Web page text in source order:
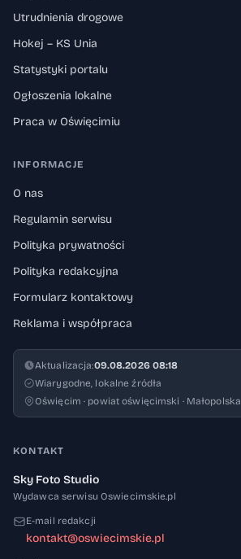
Utrudnienia drogowe
Hokej – KS Unia
Statystyki portalu
Ogłoszenia lokalne
Praca w Oświęcimiu
INFORMACJE
O nas
Regulamin serwisu
Polityka prywatności
Polityka redakcyjna
Formularz kontaktowy
Reklama i współpraca
Aktualizacja:09.08.2026 08:18
Wiarygodne, lokalne źródła
Oświęcim · powiat oświęcimski · Małopolska
KONTAKT
Sky Foto Studio
Wydawca serwisu Oswiecimskie.pl
E-mail redakcji
kontakt@oswiecimskie.pl